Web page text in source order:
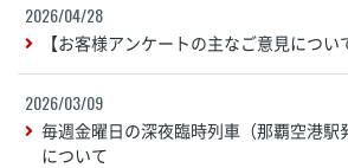
2026/04/28
【お客様アンケートの主なご意見につい
2026/03/09
毎週金曜日の深夜臨時列車（那覇空港駅
について